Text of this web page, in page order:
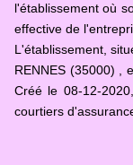
l'établissement où
effective de
L'établissement,
RENNES (35000) ,
Créé le 08-12-
courtiers